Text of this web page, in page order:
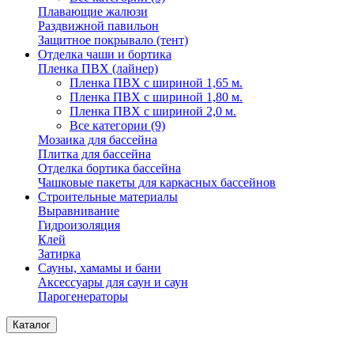
Плавающие жалюзи
Раздвижной павильон
Защитное покрывало (тент)
Отделка чаши и бортика
Пленка ПВХ (лайнер)
Пленка ПВХ с шириной 1,65 м.
Пленка ПВХ с шириной 1,80 м.
Пленка ПВХ с шириной 2,0 м.
Все категории (9)
Мозаика для бассейна
Плитка для бассейна
Отделка бортика бассейна
Чашковые пакеты для каркасных бассейнов
Строительные материалы
Выравнивание
Гидроизоляция
Клей
Затирка
Сауны, хамамы и бани
Аксессуары для саун и саун
Парогенераторы
Каталог